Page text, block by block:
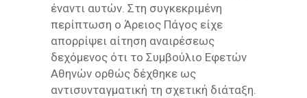
έναντι αυτών. Στη συγκεκριμένη
περίπτωση ο Άρειος Πάγος είχε
απορρίψει αίτηση αναιρέσεως
δεχόμενος ότι το Συμβούλιο Εφετών
Αθηνών ορθώς δέχθηκε ως
αντισυνταγματική τη σχετική διάταξη.